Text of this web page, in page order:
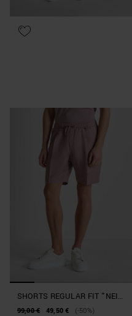
SHORTS REGULAR FIT "NEIL"
IN MISTO LINO E VISCOSA
99,00 € 49,50 €
(-50%)